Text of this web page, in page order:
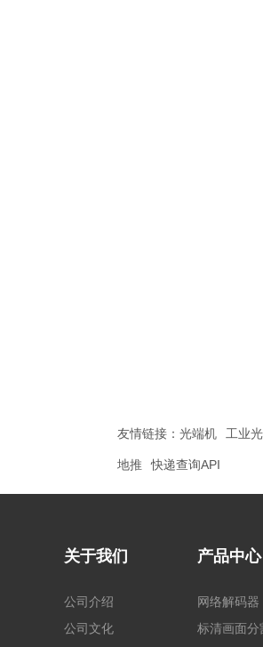
友情链接： 光端机 工业
地推 快递查询API
关于我们
公司介绍
公司文化
产品中心
网络解码器
标清画面分